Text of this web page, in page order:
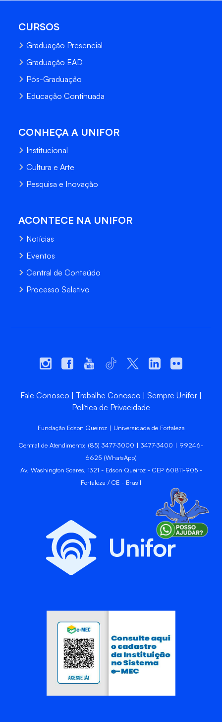
CURSOS
Graduação Presencial
Graduação EAD
Pós-Graduação
Educação Continuada
CONHEÇA A UNIFOR
Institucional
Cultura e Arte
Pesquisa e Inovação
ACONTECE NA UNIFOR
Notícias
Eventos
Central de Conteúdo
Processo Seletivo
Fale Conosco Trabalhe Conosco
Sempre Unifor
Política de Privacidade
Fundação Edson Queiroz | Universidade de Fortaleza
Central de Atendimento: (85) 3477-3000 | 3477-3400 | 99246-
6625 (WhatsApp)
Av. Washington Soares, 1321 - Edson Queiroz - CEP 60811-905 -
Fortaleza / CE - Brasil